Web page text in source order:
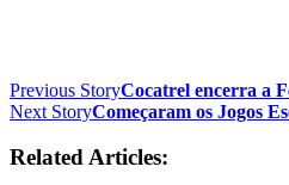
Previous StoryCocatrel encerra a
Next StoryComeçaram os Jogos
Related Articles: